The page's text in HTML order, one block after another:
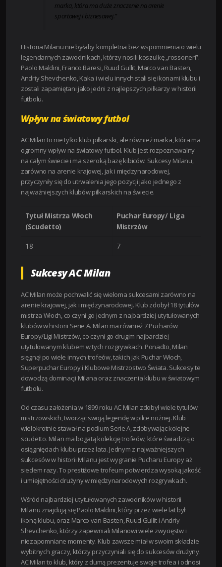
marka, która ma duże znaczenie na arenie
sportowej i biznesowej.”
Historia Milanu nie byłaby kompletna bez wspomnienia o wielu
legendarnych zawodnikach, którzy nosili koszulkę „rossoneri”.
Paolo Maldini, Franco Baresi, Ruud Gullit, Marco van Basten,
Andriy Shevchenko, Kaka i wielu innych stali się ikonami klubu i
zostali zapamiętani jako jedni z najlepszych piłkarzy w historii
futbolu.
Wpływ na światowy futbol
AC Milan to nie tylko klub piłkarski, ale również marka, która ma
ogromny wpływ na światowy futbol. Klub jest rozpoznawalny
na całym świecie i ma szeroką bazę kibiców. Sukcesy Milanu,
zarówno na arenie krajowej, jak i międzynarodowej,
przyczyniły się do utrwalenia jego pozycji jako jednego z
najważniejszych klubów piłkarskich na świecie.
Tytuł Mistrza Włoch
(Scudetto)
Puchar Europy/ Liga
Mistrzów
18 7
Sukcesy AC Milan
AC Milan może pochwalić się wieloma sukcesami zarówno na
arenie krajowej, jak i międzynarodowej. Klub zdobył 18 tytułów
mistrza Włoch, co czyni go jednym z najbardziej utytułowanych
klubów w historii Serie A. Milan ma również 7 Pucharów
Europy/Ligi Mistrzów, co czyni go drugim najbardziej
utytułowanym klubem w tych rozgrywkach. Ponadto, Milan
sięgnął po wiele innych trofeów, takich jak Puchar Włoch,
Superpuchar Europy i Klubowe Mistrzostwo Świata. Sukcesy te
dowodzą dominacji Milana oraz znaczenia klubu w światowym
futbolu.
Od czasu założenia w 1899 roku AC Milan zdobył wiele tytułów
mistrzowskich, tworząc swoją legendę w piłce nożnej. Klub
wielokrotnie stawał na podium Serie A, zdobywając kolejne
scudetto. Milan ma bogatą kolekcję trofeów, które świadczą o
osiągnięciach klubu przez lata. Jednym z najważniejszych
sukcesów w historii Milanu jest wygranie Pucharu Europy aż
siedem razy. To prestiżowe trofeum potwierdza wysoką jakość
i umiejętności drużyny w międzynarodowych rozgrywkach.
Wśród najbardziej utytułowanych zawodników w historii
Milanu znajdują się Paolo Maldini, który przez wiele lat był
ikoną klubu, oraz Marco van Basten, Ruud Gullit i Andriy
Shevchenko, którzy zapewniali Milanowi wiele zwycięstw i
niezapomniane momenty. Klub zawsze miał w swoim składzie
wybitnych graczy, którzy przyczyniali się do sukcesów drużyny.
AC Milan to klub, który z dumą prezentuje swoje trofea i odnosi